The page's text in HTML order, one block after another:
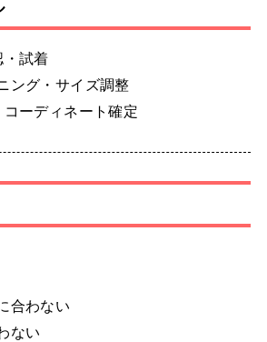
・試着
ング・サイズ調整
コーディネート確定
合わない
ない